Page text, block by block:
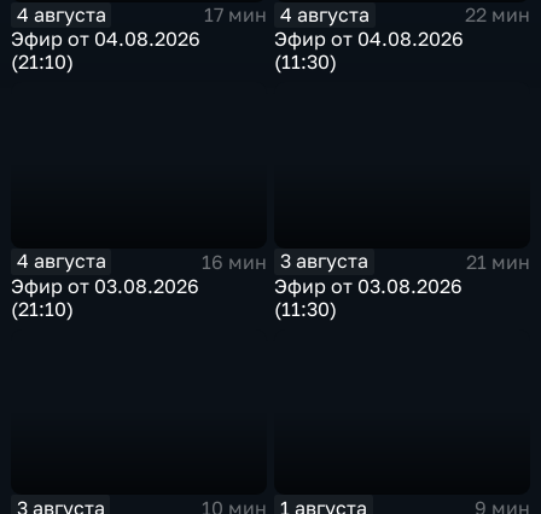
4 августа
17 мин
Эфир от 04.08.2026
(21:10)
4 августа
22 мин
Эфир от 04.08.2026
(11:30)
4 августа
16 мин
Эфир от 03.08.2026
(21:10)
3 августа
21 мин
Эфир от 03.08.2026
(11:30)
3 августа 10 мин 1 августа 9 мин